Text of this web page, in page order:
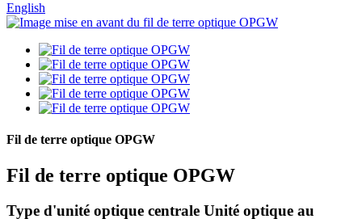
English
Fil de terre optique OPGW
Fil de terre optique OPGW
Type d'unité optique centrale Unité optique au